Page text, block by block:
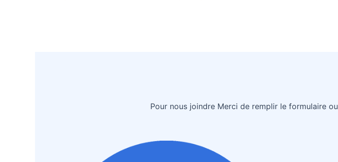
Pour nous joindre Merci de remplir le formulaire ou